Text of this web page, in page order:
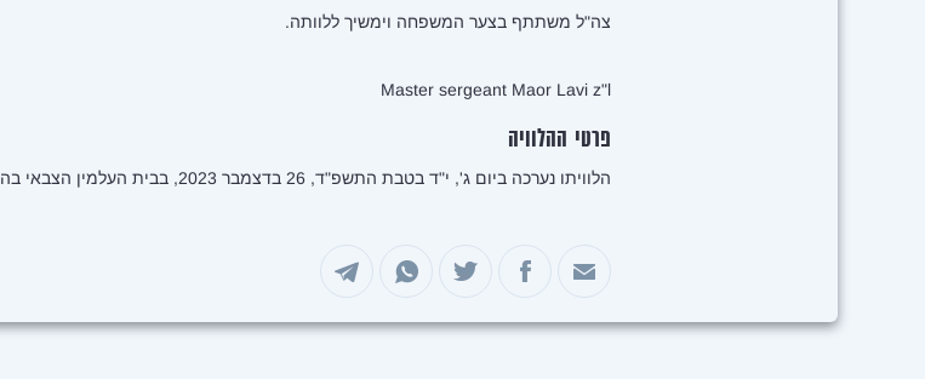
צה"ל משתתף בצער המשפחה וימשיך ללוותה.
Master sergeant Maor Lavi z"l
פרטי ההלוויה
הלוויתו נערכה ביום ג', י"ד בטבת התשפ"ד, 26 בדצמבר 2023, בבית העלמין הצבאי בהר הרצל.
שיתוף במיילשיתוף בפייסבוק